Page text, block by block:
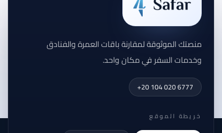
منصتك الموثوقة لمقارنة باقات العمرة والفنادق
وخدمات السفر في مكان واحد.
+20 104 020 6777
خريطة الموقع